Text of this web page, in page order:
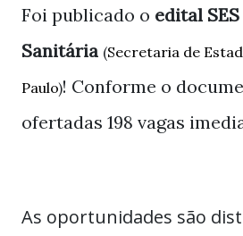
Foi publicado o edital
Sanitária (Secretaria de
Paulo)! Conforme o
ofertadas 198 vagas
As oportunidades são